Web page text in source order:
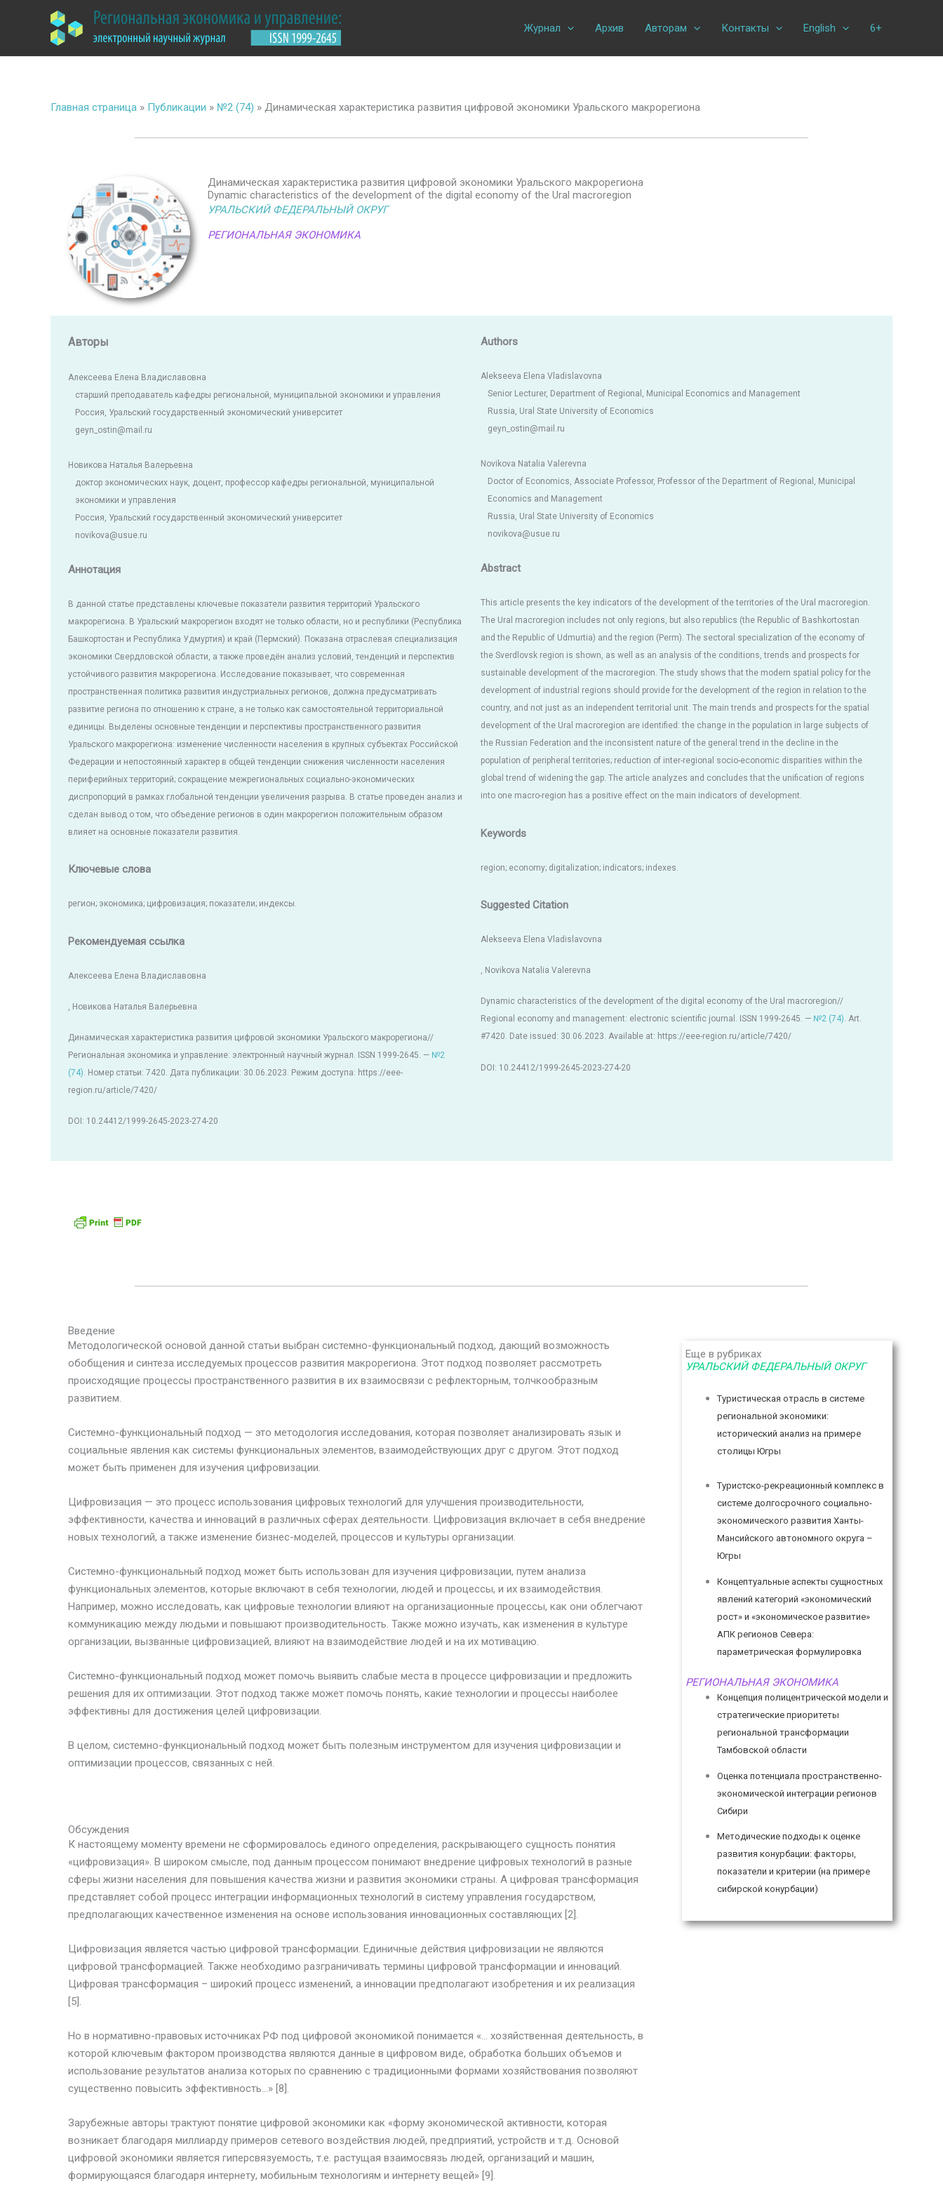
содержимому
Журнал Архив Авторам Контакты English 6+
Главная страница » Публикации » №2 (74) » Динамическая характеристика развития цифровой экономики Уральского макрорегиона
Динамическая характеристика развития цифровой экономики Уральского макрорегиона
Dynamic characteristics of the development of the digital economy of the Ural macroregion
УРАЛЬСКИЙ ФЕДЕРАЛЬНЫЙ ОКРУГ
РЕГИОНАЛЬНАЯ ЭКОНОМИКА
Авторы
Алексеева Елена Владиславовна
старший преподаватель кафедры региональной, муниципальной экономики и управления
Россия, Уральский государственный экономический университет
geyn_ostin@mail.ru
Новикова Наталья Валерьевна
доктор экономических наук, доцент, профессор кафедры региональной, муниципальной
экономики и управления
Россия, Уральский государственный экономический университет
novikova@usue.ru
Аннотация
В данной статье представлены ключевые показатели развития территорий Уральского
макрорегиона. В Уральский макрорегион входят не только области, но и республики (Республика
Башкортостан и Республика Удмуртия) и край (Пермский). Показана отраслевая специализация
экономики Свердловской области, а также проведён анализ условий, тенденций и перспектив
устойчивого развития макрорегиона. Исследование показывает, что современная
пространственная политика развития индустриальных регионов, должна предусматривать
развитие региона по отношению к стране, а не только как самостоятельной территориальной
единицы. Выделены основные тенденции и перспективы пространственного развития
Уральского макрорегиона: изменение численности населения в крупных субъектах Российской
Федерации и непостоянный характер в общей тенденции снижения численности населения
периферийных территорий; сокращение межрегиональных социально-экономических
диспропорций в рамках глобальной тенденции увеличения разрыва. В статье проведен анализ и
сделан вывод о том, что объедение регионов в один макрорегион положительным образом
влияет на основные показатели развития.
Ключевые слова
регион; экономика; цифровизация; показатели; индексы.
Рекомендуемая ссылка
Алексеева Елена Владиславовна
, Новикова Наталья Валерьевна
Динамическая характеристика развития цифровой экономики Уральского макрорегиона//
Региональная экономика и управление: электронный научный журнал. ISSN 1999-2645. — №2
(74). Номер статьи: 7420. Дата публикации: 30.06.2023. Режим доступа: https://eee-
region.ru/article/7420/
DOI: 10.24412/1999-2645-2023-274-20
Authors
Alekseeva Elena Vladislavovna
Senior Lecturer, Department of Regional, Municipal Economics and Management
Russia, Ural State University of Economics
geyn_ostin@mail.ru
Novikova Natalia Valerevna
Doctor of Economics, Associate Professor, Professor of the Department of Regional, Municipal
Economics and Management
Russia, Ural State University of Economics
novikova@usue.ru
Abstract
This article presents the key indicators of the development of the territories of the Ural macroregion.
The Ural macroregion includes not only regions, but also republics (the Republic of Bashkortostan
and the Republic of Udmurtia) and the region (Perm). The sectoral specialization of the economy of
the Sverdlovsk region is shown, as well as an analysis of the conditions, trends and prospects for
sustainable development of the macroregion. The study shows that the modern spatial policy for the
development of industrial regions should provide for the development of the region in relation to the
country, and not just as an independent territorial unit. The main trends and prospects for the spatial
development of the Ural macroregion are identified: the change in the population in large subjects of
the Russian Federation and the inconsistent nature of the general trend in the decline in the
population of peripheral territories; reduction of inter-regional socio-economic disparities within the
global trend of widening the gap. The article analyzes and concludes that the unification of regions
into one macro-region has a positive effect on the main indicators of development.
Keywords
region; economy; digitalization; indicators; indexes.
Suggested Citation
Alekseeva Elena Vladislavovna
, Novikova Natalia Valerevna
Dynamic characteristics of the development of the digital economy of the Ural macroregion//
Regional economy and management: electronic scientific journal. ISSN 1999-2645. — №2 (74). Art.
#7420. Date issued: 30.06.2023. Available at: https://eee-region.ru/article/7420/
DOI: 10.24412/1999-2645-2023-274-20
Введение
Методологической основой данной статьи выбран системно-функциональный подход, дающий возможность
обобщения и синтеза исследуемых процессов развития макрорегиона. Этот подход позволяет рассмотреть
происходящие процессы пространственного развития в их взаимосвязи с рефлекторным, толчкообразным
развитием.
Системно-функциональный подход — это методология исследования, которая позволяет анализировать язык и
социальные явления как системы функциональных элементов, взаимодействующих друг с другом. Этот подход
может быть применен для изучения цифровизации.
Цифровизация — это процесс использования цифровых технологий для улучшения производительности,
эффективности, качества и инноваций в различных сферах деятельности. Цифровизация включает в себя внедрение
новых технологий, а также изменение бизнес-моделей, процессов и культуры организации.
Системно-функциональный подход может быть использован для изучения цифровизации, путем анализа
функциональных элементов, которые включают в себя технологии, людей и процессы, и их взаимодействия.
Например, можно исследовать, как цифровые технологии влияют на организационные процессы, как они облегчают
коммуникацию между людьми и повышают производительность. Также можно изучать, как изменения в культуре
организации, вызванные цифровизацией, влияют на взаимодействие людей и на их мотивацию.
Системно-функциональный подход может помочь выявить слабые места в процессе цифровизации и предложить
решения для их оптимизации. Этот подход также может помочь понять, какие технологии и процессы наиболее
эффективны для достижения целей цифровизации.
В целом, системно-функциональный подход может быть полезным инструментом для изучения цифровизации и
оптимизации процессов, связанных с ней.
Обсуждения
К настоящему моменту времени не сформировалось единого определения, раскрывающего сущность понятия
«цифровизация». В широком смысле, под данным процессом понимают внедрение цифровых технологий в разные
сферы жизни населения для повышения качества жизни и развития экономики страны. А цифровая трансформация
представляет собой процесс интеграции информационных технологий в систему управления государством,
предполагающих качественное изменения на основе использования инновационных составляющих [2].
Цифровизация является частью цифровой трансформации. Единичные действия цифровизации не являются
цифровой трансформацией. Также необходимо разграничивать термины цифровой трансформации и инноваций.
Цифровая трансформация – широкий процесс изменений, а инновации предполагают изобретения и их реализация
[5].
Но в нормативно-правовых источниках РФ под цифровой экономикой понимается «… хозяйственная деятельность, в
которой ключевым фактором производства являются данные в цифровом виде, обработка больших объемов и
использование результатов анализа которых по сравнению с традиционными формами хозяйствования позволяют
существенно повысить эффективность…» [8].
Зарубежные авторы трактуют понятие цифровой экономики как «форму экономической активности, которая
возникает благодаря миллиарду примеров сетевого воздействия людей, предприятий, устройств и т.д. Основой
цифровой экономики является гиперсвязуемость, т.е. растущая взаимосвязь людей, организаций и машин,
формирующаяся благодаря интернету, мобильным технологиям и интернету вещей» [9].
Еще в рубриках
УРАЛЬСКИЙ ФЕДЕРАЛЬНЫЙ ОКРУГ
Туристическая отрасль в системе
региональной экономики:
исторический анализ на примере
столицы Югры
Туристско-рекреационный комплекс в
системе долгосрочного социально-
экономического развития Ханты-
Мансийского автономного округа –
Югры
Концептуальные аспекты сущностных
явлений категорий «экономический
рост» и «экономическое развитие»
АПК регионов Севера:
параметрическая формулировка
РЕГИОНАЛЬНАЯ ЭКОНОМИКА
Концепция полицентрической модели и
стратегические приоритеты
региональной трансформации
Тамбовской области
Оценка потенциала пространственно-
экономической интеграции регионов
Сибири
Методические подходы к оценке
развития конурбации: факторы,
показатели и критерии (на примере
сибирской конурбации)